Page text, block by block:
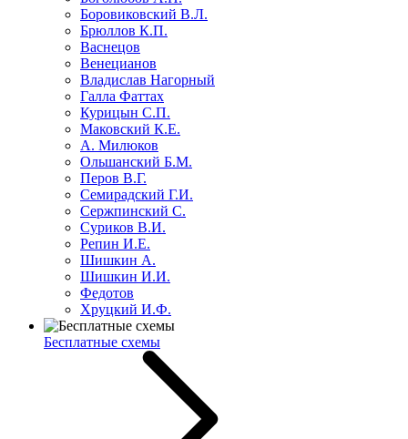
Боровиковский В.Л.
Брюллов К.П.
Васнецов
Венецианов
Владислав Нагорный
Галла Фаттах
Курицын С.П.
Маковский К.Е.
А. Милюков
Ольшанский Б.М.
Перов В.Г.
Семирадский Г.И.
Сержпинский С.
Суриков В.И.
Репин И.Е.
Шишкин А.
Шишкин И.И.
Федотов
Хруцкий И.Ф.
Бесплатные схемы